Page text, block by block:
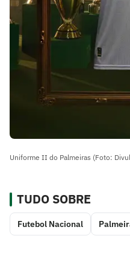
Uniforme II do Palmeiras (Foto:
TUDO SOBRE
Futebol Nacional